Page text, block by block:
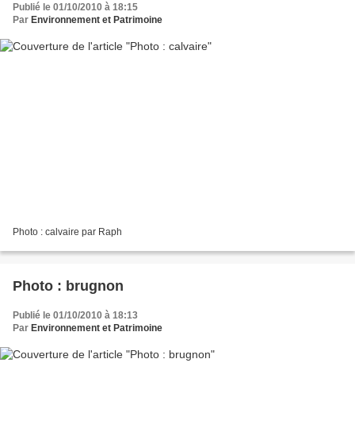
Publié le 01/10/2010 à 18:15
Par Environnement et Patrimoine
Photo : calvaire par Raph
Photo : brugnon
Publié le 01/10/2010 à 18:13
Par Environnement et Patrimoine